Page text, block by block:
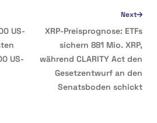
US-
US-
Next
XRP-Preisprognose: ETFs
sichern 881 Mio. XRP,
während CLARITY Act den
Gesetzentwurf an den
Senatsboden schickt